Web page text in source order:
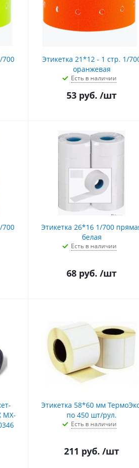
700
Этикетка 21*12 - 1 стр. 1/
оранжевая
Есть в наличии
53 руб. /шт
700
Этикетка 26*16 1/700
белая
Есть в наличии
68 руб. /шт
MX-
Этикетка 58*60 мм
по 450 шт/рул.
Есть в наличии
211 руб. /шт